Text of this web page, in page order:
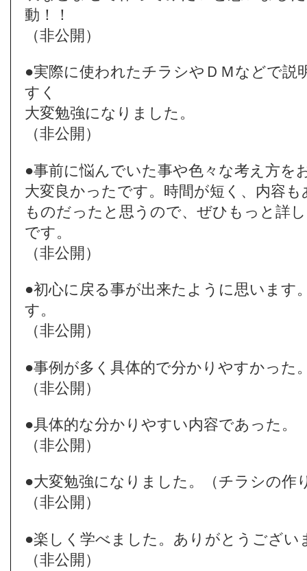
動！！
（非公開）
●実際に使われたチラシやＤＭなどで説
すく
大変勉強になりました。
（非公開）
●事前に悩んでいた事や色々な考え方を
大変良かったです。時間が短く、内容
ものだったと思うので、ぜひもっと詳
です。
（非公開）
●初心に戻る事が出来たように思います
す。
（非公開）
●事例が多く具体的で分かりやすかった
（非公開）
●具体的な分かりやすい内容であった。
（非公開）
●大変勉強になりました。（チラシの作
（非公開）
●楽しく学べました。ありがとうござい
（非公開）